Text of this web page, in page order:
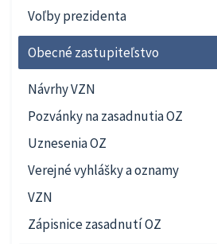
Voľby prezidenta
Obecné zastupiteľstvo
Návrhy VZN
Pozvánky na zasadnutia OZ
Uznesenia OZ
Verejné vyhlášky a oznamy
VZN
Zápisnice zasadnutí OZ